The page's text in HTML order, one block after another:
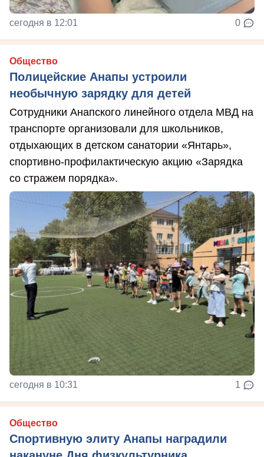
сегодня в 12:01 0
Общество
Полицейские Анапы устроили
необычную зарядку для детей
Сотрудники Анапского линейного отдела МВД на
транспорте организовали для школьников,
отдыхающих в детском санатории «Янтарь»,
спортивно-профилактическую акцию «Зарядка
со стражем порядка».
сегодня в 10:31 1
Общество
Спортивную элиту Анапы наградили